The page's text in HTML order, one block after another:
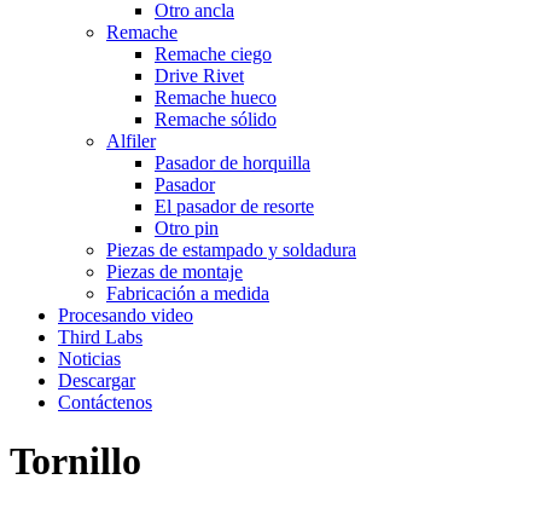
Otro ancla
Remache
Remache ciego
Drive Rivet
Remache hueco
Remache sólido
Alfiler
Pasador de horquilla
Pasador
El pasador de resorte
Otro pin
Piezas de estampado y soldadura
Piezas de montaje
Fabricación a medida
Procesando video
Third Labs
Noticias
Descargar
Contáctenos
Tornillo